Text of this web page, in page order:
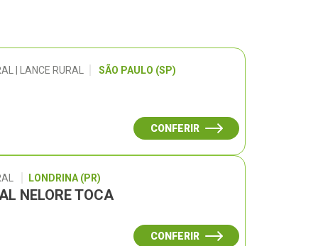
| LANCE RURAL SÃO PAULO (SP)
CONFERIR
LONDRINA (PR)
NELORE TOCA
CONFERIR